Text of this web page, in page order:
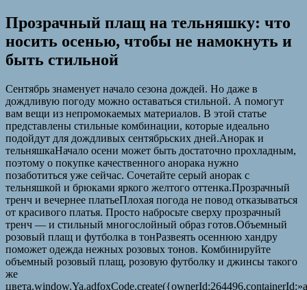
Прозрачный плащ на тельняшку: что
носить осенью, чтобы не намокнуть и
быть стильной
Сентябрь знаменует начало сезона дождей. Но даже в
дождливую погоду можно оставаться стильной. А помогут
вам вещи из непромокаемых материалов. В этой статье
представлены стильные комбинации, которые идеально
подойдут для дождливых сентябрьских дней.Анорак и
тельняшкаНачало осени может быть достаточно прохладным,
поэтому о покупке качественного анорака нужно
позаботиться уже сейчас. Сочетайте серый анорак с
тельняшкой и брюками яркого желтого оттенка.Прозрачный
тренч и вечернее платьеПлохая погода не повод отказываться
от красивого платья. Просто набросьте сверху прозрачный
тренч — и стильный многослойный образ готов.Объемный
розовый плащ и футболка в тонРазвеять осеннюю хандру
поможет одежда нежных розовых тонов. Комбинируйте
объемный розовый плащ, розовую футболку и джинсы такого
же